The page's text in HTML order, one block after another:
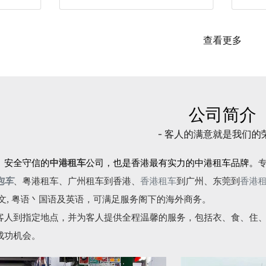
查看更多
公司简介
- 客人的满意就是我们的
安全守信的中港租车公司，也是香港最有实力的中港租车品牌。
车、 粤港租车 、广州租车到香港、 香港租车到广州、东莞到 香港
, 粤语丶国语及英语，可满足服务阁下的海外商务。
到指定地点，并为客人提供全程温馨的服务，包括衣、食、
机会。